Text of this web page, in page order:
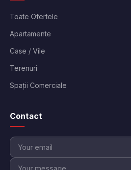
Toate Ofertele
Apartamente
Case / Vile
Terenuri
Spații Comerciale
Contact